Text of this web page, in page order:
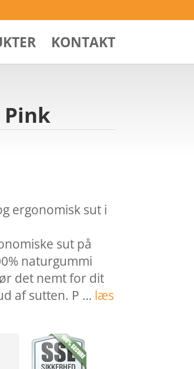
KONTAKT
Pink
kr..
ergonomisk sut i
sut på
naturgummi
det nemt for dit
af sutten. P … læs